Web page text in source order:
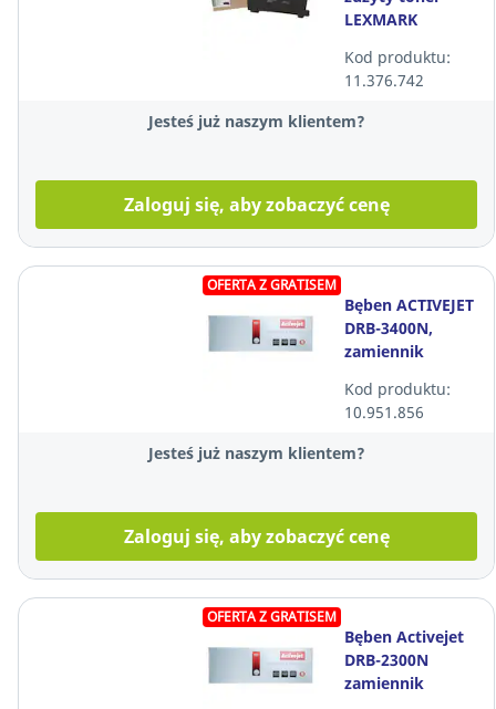
LEXMARK
stron
Kod produktu:
11.376.742
Jesteś już naszym klientem?
Zaloguj się, aby zobaczyć cenę
OFERTA Z GRATISEM
Bęben ACTIVEJET
DRB-3400N,
zamiennik
3400 czarny
Kod produktu:
10.951.856
Jesteś już naszym klientem?
Zaloguj się, aby zobaczyć cenę
OFERTA Z GRATISEM
Bęben Activejet
DRB-2300N
zamiennik